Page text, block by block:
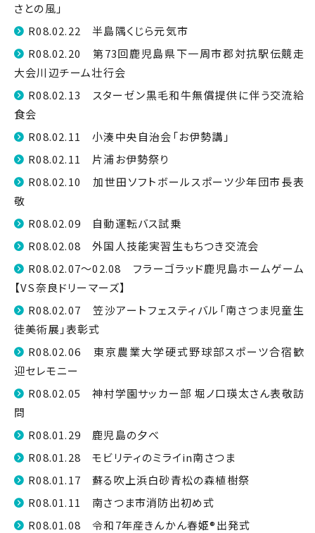
さとの風」
R08.02.22 半島隅くじら元気市
R08.02.20 第73回鹿児島県下一周市郡対抗駅伝競走
大会川辺チーム壮行会
R08.02.13 スターゼン黒毛和牛無償提供に伴う交流給
食会
R08.02.11 小湊中央自治会「お伊勢講」
R08.02.11 片浦お伊勢祭り
R08.02.10 加世田ソフトボールスポーツ少年団市長表
敬
R08.02.09 自動運転バス試乗
R08.02.08 外国人技能実習生もちつき交流会
R08.02.07～02.08 フラーゴラッド鹿児島ホームゲーム
【VS奈良ドリーマーズ】
R08.02.07 笠沙アートフェスティバル「南さつま児童生
徒美術展」表彰式
R08.02.06 東京農業大学硬式野球部スポーツ合宿歓
迎セレモニー
R08.02.05 神村学園サッカー部 堀ノ口瑛太さん表敬訪
問
R08.01.29 鹿児島の夕べ
R08.01.28 モビリティのミライin南さつま
R08.01.17 蘇る吹上浜白砂青松の森植樹祭
R08.01.11 南さつま市消防出初め式
R08.01.08 令和7年産きんかん春姫®出発式